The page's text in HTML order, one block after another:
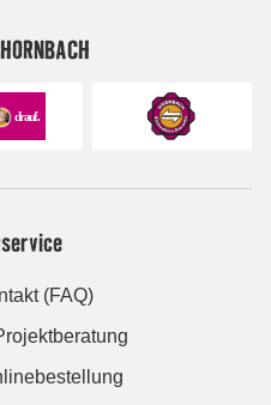
(FAQ)